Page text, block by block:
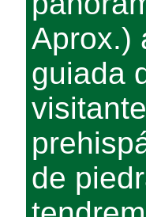
Aprox.)
guiada
de